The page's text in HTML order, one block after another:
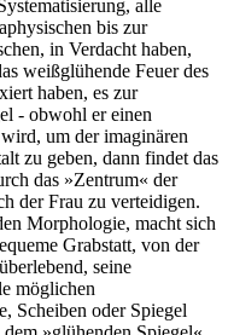
alle
bis zur
in Verdacht haben,
weißglühende Feuer des
haben, es zur
- obwohl er einen
um der imaginären
zu geben, dann findet das
das »Zentrum« der
der Frau zu verteidigen.
Morphologie, macht sich
Grabstatt, von der
seine
möglichen
Scheiben oder Spiegel